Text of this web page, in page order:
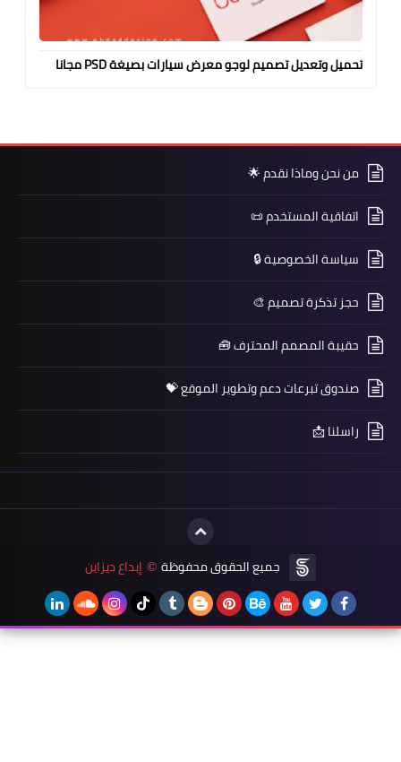
تحميل وتعديل تصميم لوجو معرض سيارات بصيغة PSD مجانا
من نحن وماذا نقدم 🌟
اتفاقية المستخدم 📜
سياسة الخصوصية 🔒
حجز تذكرة تصميم 🎨
حقيبة المصمم المحترف 🧰
صندوق تبرعات دعم وتطوير الموقع 💝
راسلنا 📩
جميع الحقوق محفوظة © إبداع ديزاين